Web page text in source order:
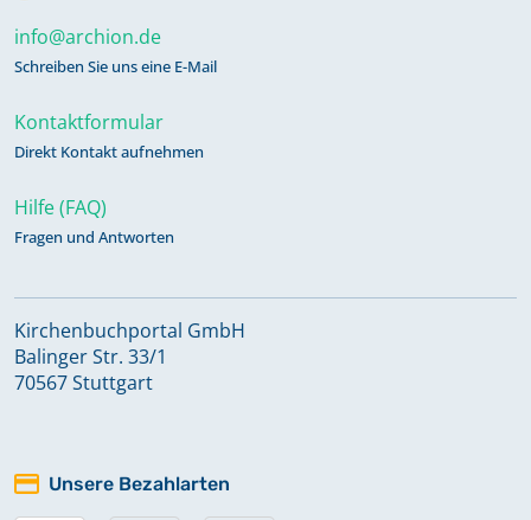
info@archion.de
Schreiben Sie uns eine E-Mail
Kontaktformular
Direkt Kontakt aufnehmen
Hilfe (FAQ)
Fragen und Antworten
Kirchenbuchportal GmbH
Balinger Str. 33/1
70567 Stuttgart
Unsere Bezahlarten